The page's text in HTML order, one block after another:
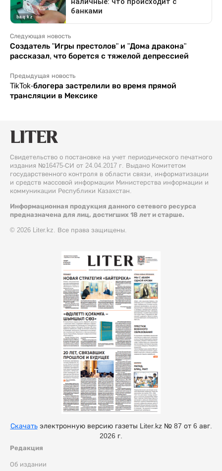
Следующая новость
Создатель "Игры престолов" и "Дома дракона"
рассказал, что борется с тяжелой депрессией
Предыдущая новость
TikTok-блогера застрелили во время прямой
трансляции в Мексике
Свидетельство о постановке на учет периодического печатного
издания №16475-СИ от 24.04.2017 г. Выдано Комитетом
государственного контроля в области связи, информатизации
и средств массовой информации Министерства информации и
коммуникации Республики Казахстан.
Информационная продукция данного сетевого ресурса
предназначена для лиц, достигших 18 лет и старше.
© 2026 Liter.kz. Все права защищены.
Редакция
Об издании
Скачатьэлектронную версию газеты Liter.kz № 87 от 6 авг.
2026 г.